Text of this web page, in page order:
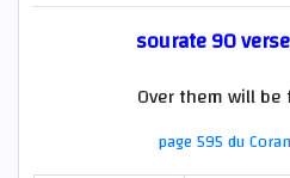
sourate 90
Over them will
page 595 du